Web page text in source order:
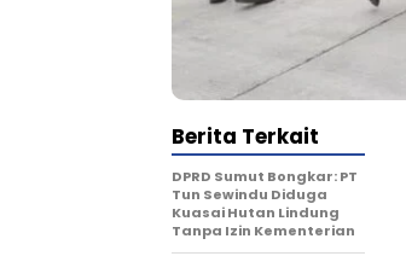
Berita Terkait
DPRD Sumut Bongkar: PT
Tun Sewindu Diduga
Kuasai Hutan Lindung
Tanpa Izin Kementerian